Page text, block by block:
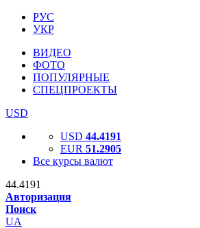
РУС
УКР
ВИДЕО
ФОТО
ПОПУЛЯРНЫЕ
СПЕЦПРОЕКТЫ
USD
USD 44.4191
EUR 51.2905
Все курсы валют
44.4191
Авторизация
Поиск
UA